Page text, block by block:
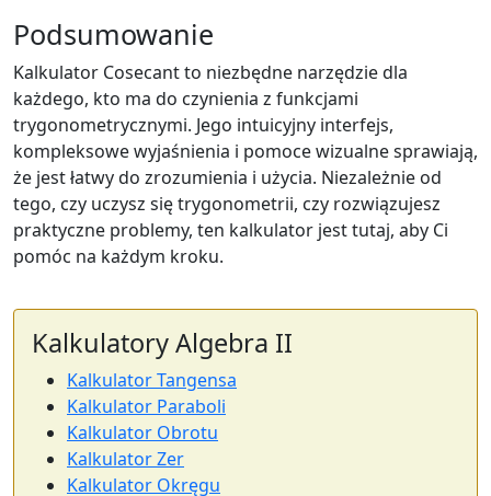
Podsumowanie
Kalkulator Cosecant to niezbędne narzędzie dla
każdego, kto ma do czynienia z funkcjami
trygonometrycznymi. Jego intuicyjny interfejs,
kompleksowe wyjaśnienia i pomoce wizualne sprawiają,
że jest łatwy do zrozumienia i użycia. Niezależnie od
tego, czy uczysz się trygonometrii, czy rozwiązujesz
praktyczne problemy, ten kalkulator jest tutaj, aby Ci
pomóc na każdym kroku.
Kalkulatory Algebra II
Kalkulator Tangensa
Kalkulator Paraboli
Kalkulator Obrotu
Kalkulator Zer
Kalkulator Okręgu